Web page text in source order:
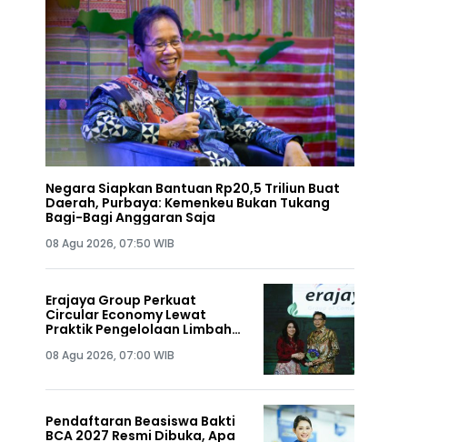
Negara Siapkan Bantuan Rp20,5 Triliun Buat
Daerah, Purbaya: Kemenkeu Bukan Tukang
Bagi-Bagi Anggaran Saja
08 Agu 2026, 07:50 WIB
Erajaya Group Perkuat
Circular Economy Lewat
Praktik Pengelolaan Limbah
08 Agu 2026, 07:00 WIB
Pendaftaran Beasiswa Bakti
BCA 2027 Resmi Dibuka, Apa